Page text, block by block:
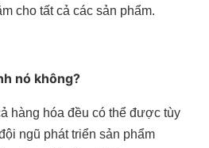
cho tất cả các sản phẩm.
nó không?
hàng hóa đều có thể được tùy
ngũ phát triển sản phẩm